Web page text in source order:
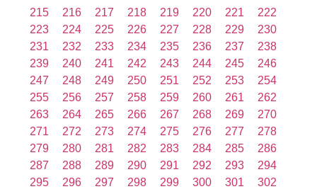
215
216 217 218 219 220 221
222
223
224 225 226 227 228 229
230
231
232 233 234 235 236 237
238
239
240 241 242 243 244 245
246
247
248 249 250 251 252 253
254
255
256 257 258 259 260 261
262
263
264 265 266 267 268 269
270
271
272 273 274 275 276 277
278
279
280 281 282 283 284 285
286
287
288 289 290 291 292 293
294
295
296 297 298 299 300 301
302